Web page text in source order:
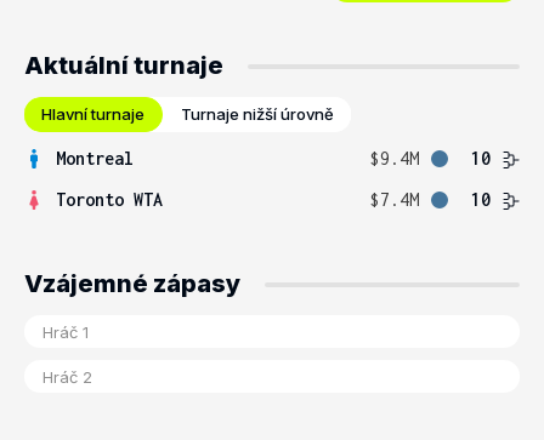
Aktuální turnaje
Hlavní turnaje Turnaje nižší úrovně
Montreal $9.4M
10
Toronto WTA
$7.4M 10
Vzájemné zápasy